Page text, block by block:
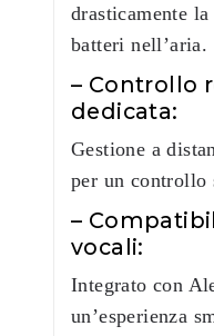
drasticamente
batteri nell’aria.
– Controllo
dedicata:
Gestione a
per un controllo
–
vocali:
Integrato con
un’esperienza